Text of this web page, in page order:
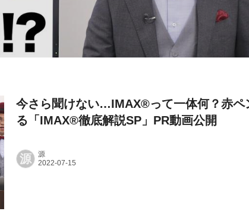
今さら聞けない…IMAX®って一体何？赤ペ
る「IMAX®徹底解説SP」PR動画公開
源 源